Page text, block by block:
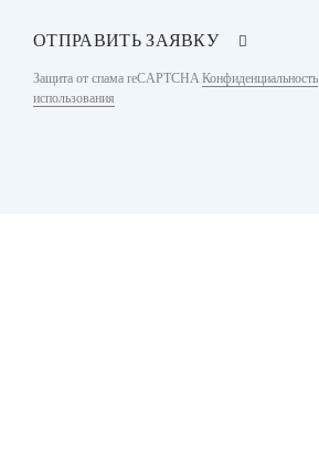
ОТПРАВИТЬ ЗАЯВКУ
Защита от спама reCAPTCHAКонфиденциальность
использования